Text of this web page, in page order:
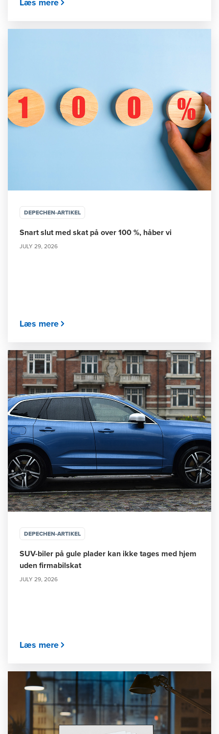
DEPECHEN-ARTIKEL
Snart slut med skat på over 100 %, håber vi
JULY 29, 2026
Læs mere
DEPECHEN-ARTIKEL
SUV-biler på gule plader kan ikke tages med hjem
uden firmabilskat
JULY 29, 2026
Læs mere